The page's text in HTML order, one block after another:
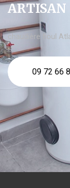
ARTISAN
chaudière fioul
09 72 66